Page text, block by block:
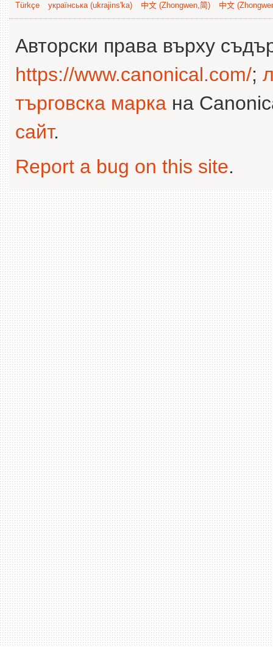
Türkçe
українська (ukrajins'ka) 中文 (Zhongwen,简) 中文
Авторски права върху
https://www.canonical.com/;
търговска марка на
сайт.
Report a bug on this site.